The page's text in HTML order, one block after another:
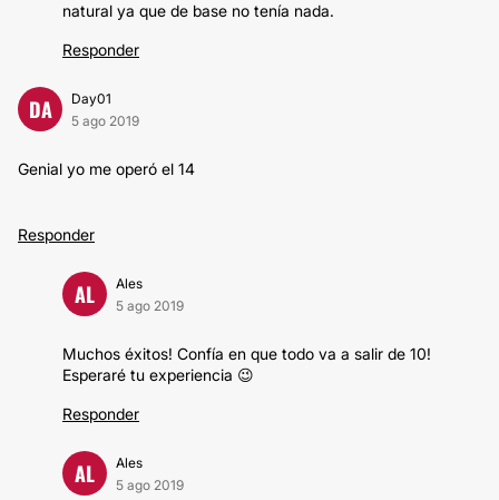
natural ya que de base no tenía nada.
Responder
DA
Day01
5 ago 2019
Genial yo me operó el 14
Responder
AL
Ales
5 ago 2019
Muchos éxitos! Confía en que todo va a salir de 10!
Esperaré tu experiencia 😉
Responder
AL
Ales
5 ago 2019